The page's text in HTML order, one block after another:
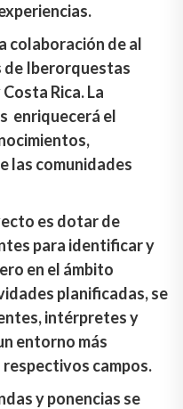
colaboración de al
de Iberorquestas
Rica. La
enriquecerá el
las comunidades
es dotar de
para identificar y
en el ámbito
planificadas, se
intérpretes y
entorno más
campos.
y ponencias se